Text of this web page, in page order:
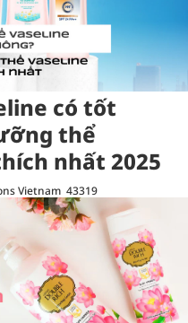
có tốt
thể
nhất 2025
Vietnam 43319